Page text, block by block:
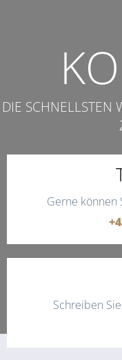
DIE SCHNELLSTEN
Gerne können
Schreiben